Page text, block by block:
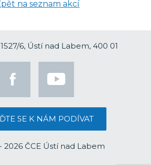
na seznam akcí
6, Ústí nad Labem, 400 01
SE K NÁM PODÍVAT
2026 ČCE Ústí nad Labem